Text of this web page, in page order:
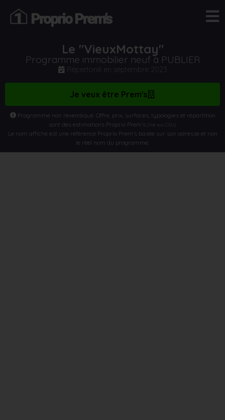
Le "VieuxMottay"
Programme immobilier neuf à PUBLIER
Répertorié en septembre 2023
Je veux être Prem's
Programme non revendiqué. Offre, prix, surfaces, typologies et répartition
sont des estimations Proprio Prem’s(Voir nos CGU)
Le nom affiché est une référence Proprio Prem’s basée sur son adresse et non
le réel nom du programme.